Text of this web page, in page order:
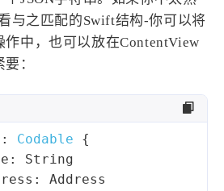
与之匹配的Swift结构-你可以将
作中，也可以放在ContentView
：
: Codable
{
String
Address